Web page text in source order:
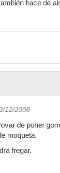
hace de
12/2008
de poner
moqueta.
fregar.